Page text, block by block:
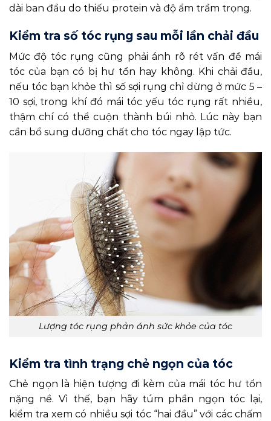
dài ban đầu do thiếu protein và độ ẩm trầm trọng.
Kiểm tra số tóc rụng sau mỗi lần chải đầu
Mức độ tóc rụng cũng phải ánh rõ rét vấn đề mái
tóc của bạn có bị hư tổn hay không. Khi chải đầu,
nếu tóc bạn khỏe thì số sợi rụng chỉ dừng ở mức 5 –
10 sợi, trong khí đó mái tóc yếu tóc rụng rất nhiều,
thậm chí có thể cuộn thành búi nhỏ. Lúc này bạn
cần bổ sung dưỡng chất cho tóc ngay lập tức.
Lượng tóc rụng phản ánh sức khỏe của tóc
Kiểm tra tình trạng chẻ ngọn của tóc
Chẻ ngọn là hiện tượng đi kèm của mái tóc hư tổn
nặng nề. Vì thế, bạn hãy túm phần ngọn tóc lại,
kiểm tra xem có nhiều sợi tóc “hai đầu” với các chấm